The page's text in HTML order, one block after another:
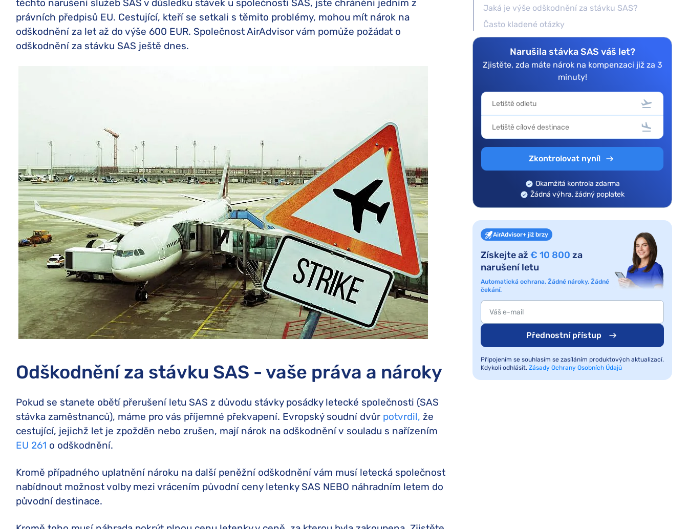
Turkish Airlines kompenzace
Varšavská úmluva
těchto narušení služeb SAS v důsledku stávek u společnosti SAS, jste chráněni jedním z
právních předpisů EU. Cestující, kteří se setkali s těmito problémy, mohou mít nárok na
odškodnění za let až do výše 600 EUR. Společnost AirAdvisor vám pomůže požádat o
odškodnění za stávku SAS ještě dnes.
Odškodnění za stávku SAS - vaše práva a nároky
Pokud se stanete obětí přerušení letu SAS z důvodu stávky posádky letecké společnosti (SAS
stávka zaměstnanců), máme pro vás příjemné překvapení. Evropský soudní dvůr potvrdil, že
cestující, jejichž let je zpožděn nebo zrušen, mají nárok na odškodnění v souladu s nařízením
EU 261 o odškodnění.
Kromě případného uplatnění nároku na další peněžní odškodnění vám musí letecká společnost
nabídnout možnost volby mezi vrácením původní ceny letenky SAS NEBO náhradním letem do
původní destinace.
Jaká je výše odškodnění za stávku SAS?
Často kladené otázky
Narušila stávka SAS váš let?
Zjistěte, zda máte nárok na kompenzaci již za 3
minuty!
Zkontrolovat nyní!
Okamžitá kontrola zdarma
Žádná výhra, žádný poplatek
AirAdvisor+ již brzy
Získejte až € 10 800 za
narušení letu
Automatická ochrana. Žádné nároky. Žádné
čekání.
Přednostní přístup
Připojením se souhlasím se zasíláním produktových aktualizací.
Kdykoli odhlásit. Zásady Ochrany Osobních Údajů